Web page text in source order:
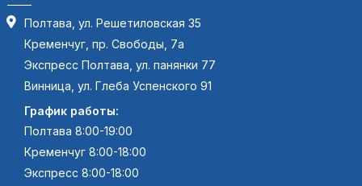
Полтава, ул. Решетиловская 35
Кременчуг, пр. Свободы, 7а
Экспресс Полтава, ул. панянки 77
Винница, ул. Глеба Успенского 91
График работы:
Полтава 8:00-19:00
Кременчуг 8:00-18:00
Экспресс 8:00-18:00